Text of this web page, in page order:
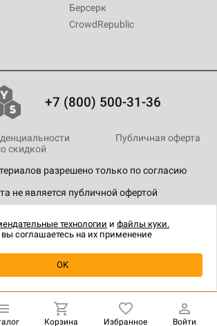
Уведомить о наличии
Берсерк
CrowdRepublic
+7 (800) 500-31-36
разрешено только по согласию
не является публичной офертой
Публичная оферта
скидкой
Корзина Избранное Войти
технологии и файлы куки.
соглашаетесь на их применение
OK